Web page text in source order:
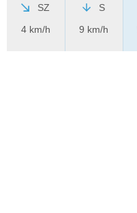
SZ
4 km/h
S
9 km/h